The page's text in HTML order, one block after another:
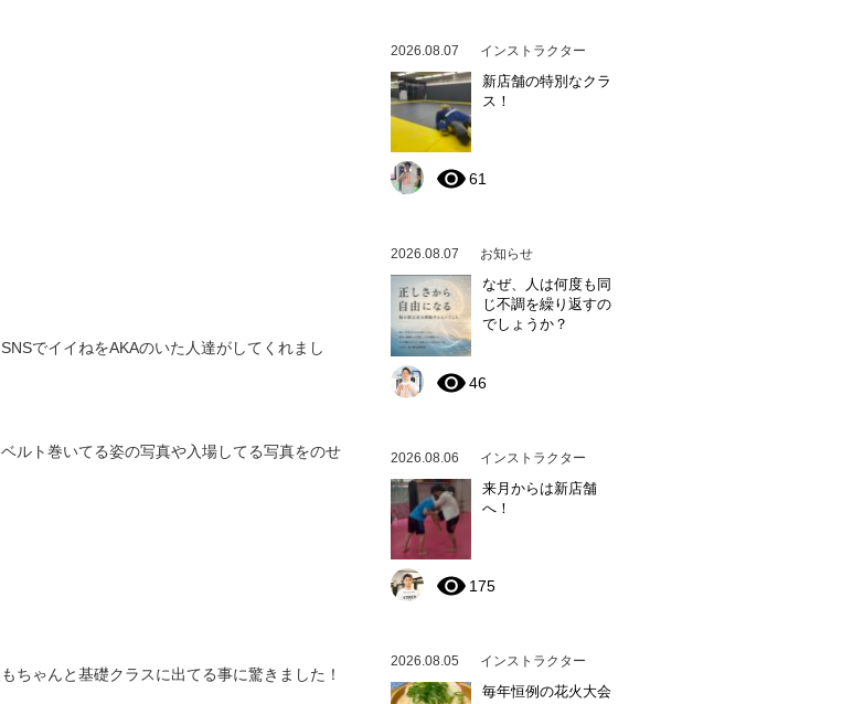
でイイねをAKAのいた人達がしてくれまし
ルト巻いてる姿の写真や入場してる写真をのせ
ちゃんと基礎クラスに出てる事に驚きました！
2026.08.07 インストラクター
新店舗の特別なクラ
ス！
61
2026.08.07 お知らせ
なぜ、人は何度も同
じ不調を繰り返すの
でしょうか？
46
2026.08.06 インストラクター
来月からは新店舗
へ！
175
2026.08.05 インストラクター
毎年恒例の花火大会